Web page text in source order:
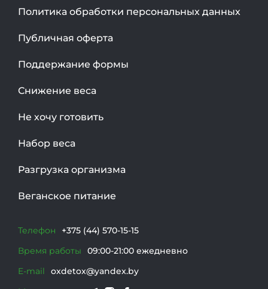
Телефон
+375 (44) 570-15-15
Время работы
09:00-21:00 ежедневно
E-mail
oxdetox@yandex.by
Политика обработки персональных данных
Публичная оферта
Поддержание формы
Снижение веса
Не хочу готовить
Набор веса
Разгрузка организма
Веганское питание